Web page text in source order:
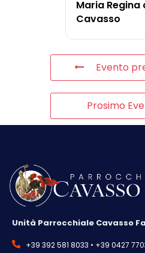
Maria Regina
Cavasso
Evento
Prosimo
Unità Parrocchiale Cavasso
+39 392 581 8033 • +39 0427